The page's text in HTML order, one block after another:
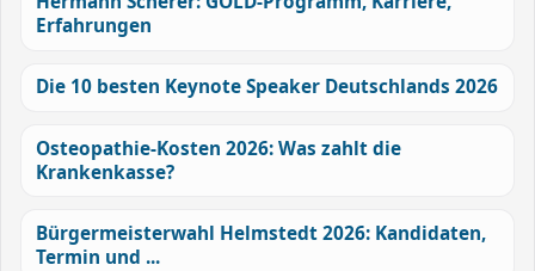
Erfahrungen
Die 10 besten Keynote Speaker Deutschlands 2026
Osteopathie-Kosten 2026: Was zahlt die
Krankenkasse?
Bürgermeisterwahl Helmstedt 2026: Kandidaten,
Termin und ...